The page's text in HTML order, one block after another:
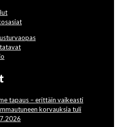
tapaus – erittäin vaikeasti
korvauksia tuli